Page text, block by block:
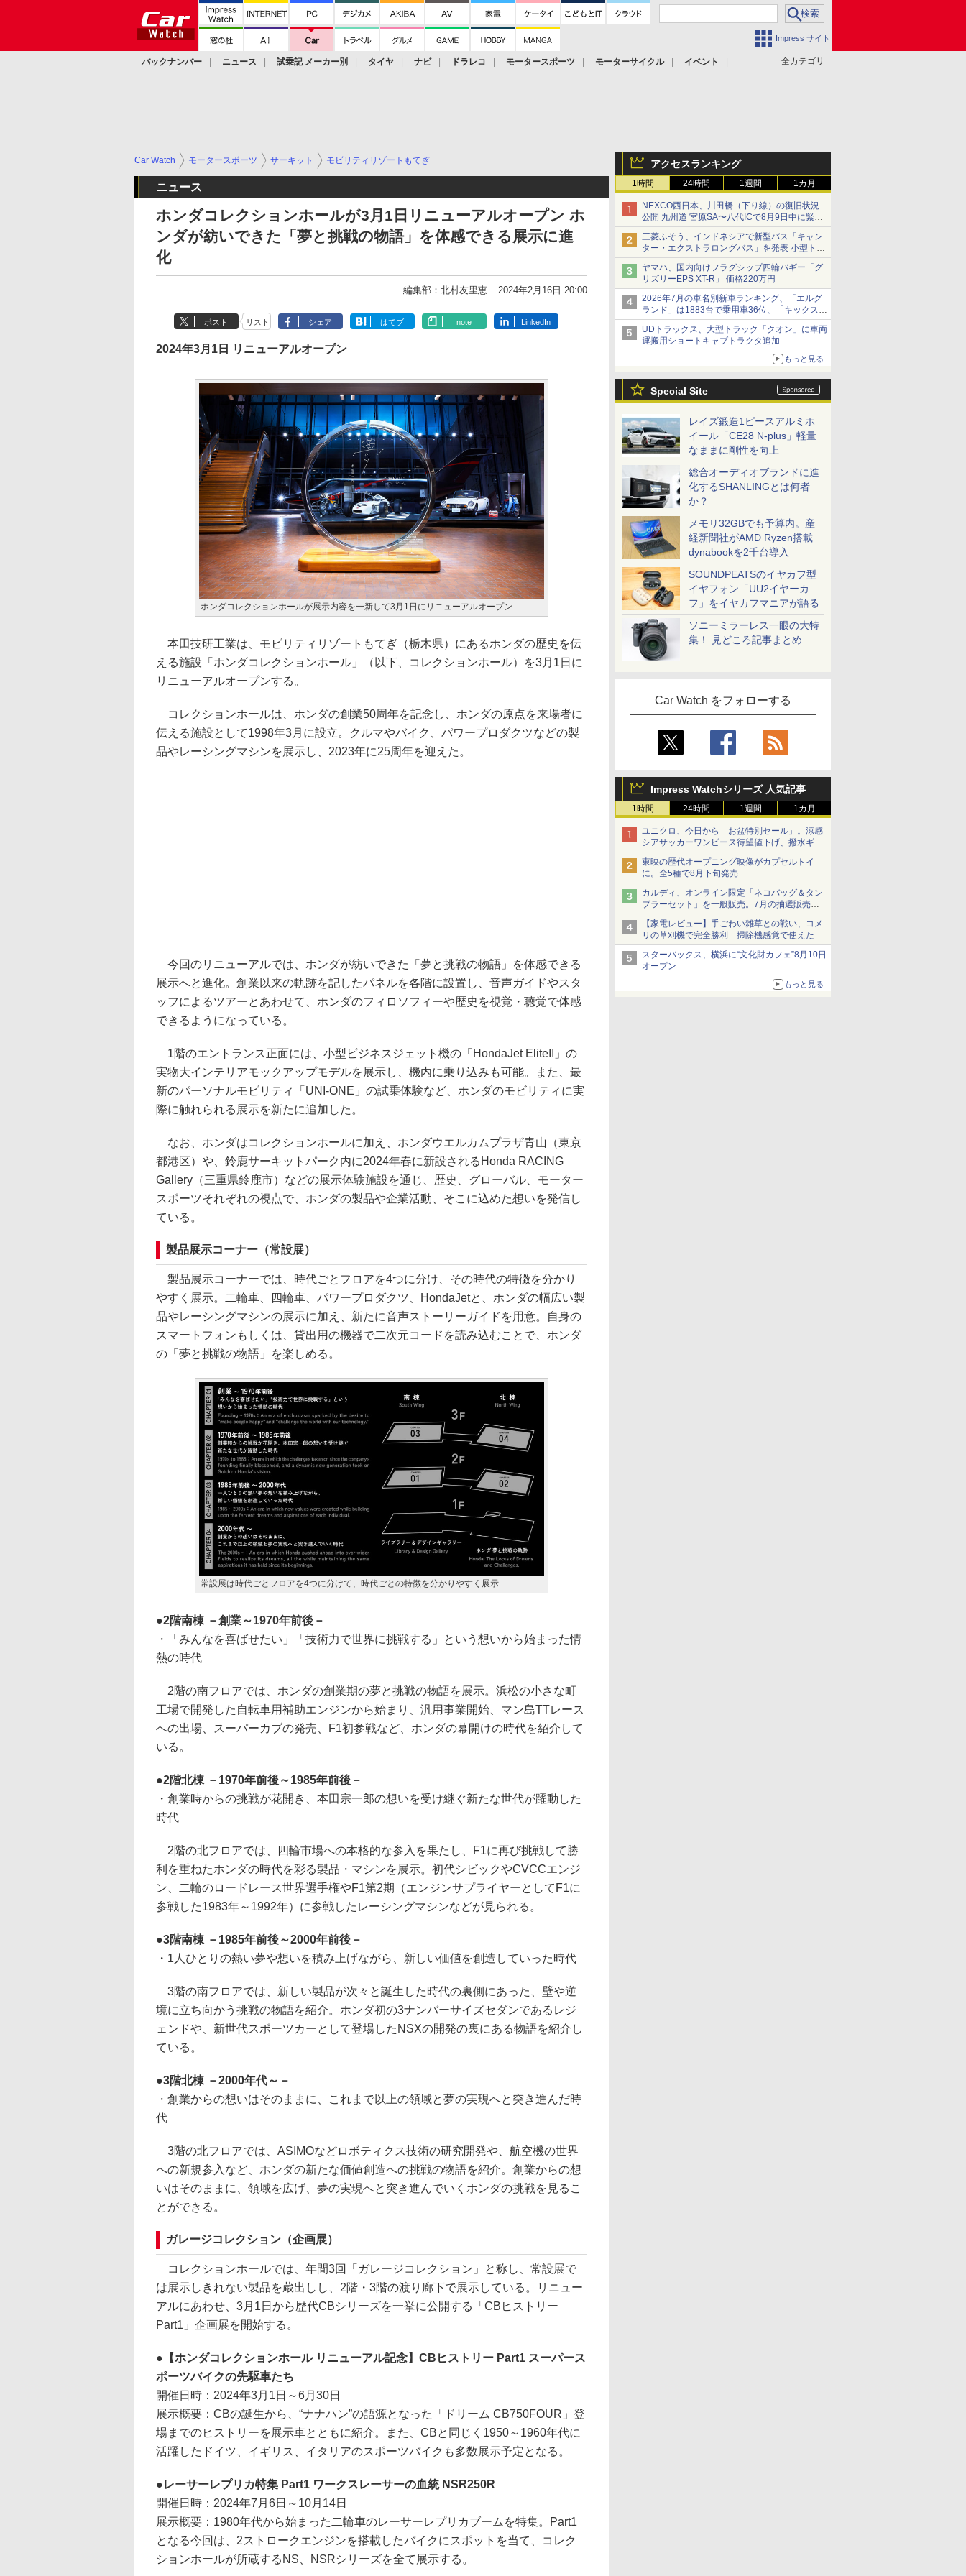
Impress サイト
全カテゴリ
バックナンバー ニュース 試乗記 メーカー別 タイヤ ナビ ドラレコ モータースポーツ モーターサイクル
イベント
アクセスランキング
1時間 24時間 1週間 1カ月
NEXCO西日本、川田橋（下り線）の復旧状況
公開 九州道 宮原SA〜八代ICで8月9日中に緊急
車両を通行可能に
三菱ふそう、インドネシアで新型バス「キャン
ター・エクストラロングバス」を発表 小型トラ
ックベースの観光・旅客輸送向けバス
ヤマハ、国内向けフラグシップ四輪バギー「グ
リズリーEPS XT-R」 価格220万円
2026年7月の車名別新車ランキング、「エルグ
ランド」は1883台で乗用車36位、「キックス」
は2591台で27位に
UDトラックス、大型トラック「クオン」に車両
運搬用ショートキャブトラクタ追加
もっと見る
Special Site
レイズ鍛造1ピースアルミホ
イール「CE28 N-plus」軽量
なままに剛性を向上
総合オーディオブランドに進
化するSHANLINGとは何者
か？
メモリ32GBでも予算内。産
経新聞社がAMD Ryzen搭載
dynabookを2千台導入
SOUNDPEATSのイヤカフ型
イヤフォン「UU2イヤーカ
フ」をイヤカフマニアが語る
ソニーミラーレス一眼の大特
集！ 見どころ記事まとめ
Car Watch をフォローする
Impress Watchシリーズ 人気記事
1時間 24時間 1週間 1カ月
ユニクロ、今日から「お盆特別セール」。涼感
シアサッカーワンピース待望値下げ、撥水ギア
ショーツは1990円に
東映の歴代オープニング映像がカプセルトイ
に。全5種で8月下旬発売
カルディ、オンライン限定「ネコバッグ＆タン
ブラーセット」を一般販売。7月の抽選販売の
当選無効分
【家電レビュー】手ごわい雑草との戦い、コメ
リの草刈機で完全勝利 掃除機感覚で使えた
スターバックス、横浜に“文化財カフェ”8月10日
オープン
もっと見る
Car Watch モータースポーツ サーキット モビリティリゾートもてぎ
ニュース
ホンダコレクションホールが3月1日リニューアルオープン ホ
ンダが紡いできた「夢と挑戦の物語」を体感できる展示に進
化
編集部：北村友里恵 2024年2月16日 20:00
ポスト リスト シェア はてブ note LinkedIn
2024年3月1日 リニューアルオープン
ホンダコレクションホールが展示内容を一新して3月1日にリニューアルオープン
本田技研工業は、モビリティリゾートもてぎ（栃木県）にあるホンダの歴史を伝
える施設「ホンダコレクションホール」（以下、コレクションホール）を3月1日に
リニューアルオープンする。
コレクションホールは、ホンダの創業50周年を記念し、ホンダの原点を来場者に
伝える施設として1998年3月に設立。クルマやバイク、パワープロダクツなどの製
品やレーシングマシンを展示し、2023年に25周年を迎えた。
今回のリニューアルでは、ホンダが紡いできた「夢と挑戦の物語」を体感できる
展示へと進化。創業以来の軌跡を記したパネルを各階に設置し、音声ガイドやスタ
ッフによるツアーとあわせて、ホンダのフィロソフィーや歴史を視覚・聴覚で体感
できるようになっている。
1階のエントランス正面には、小型ビジネスジェット機の「HondaJet EliteII」の
実物大インテリアモックアップモデルを展示し、機内に乗り込みも可能。また、最
新のパーソナルモビリティ「UNI-ONE」の試乗体験など、ホンダのモビリティに実
際に触れられる展示を新たに追加した。
なお、ホンダはコレクションホールに加え、ホンダウエルカムプラザ青山（東京
都港区）や、鈴鹿サーキットパーク内に2024年春に新設されるHonda RACING
Gallery（三重県鈴鹿市）などの展示体験施設を通じ、歴史、グローバル、モーター
スポーツそれぞれの視点で、ホンダの製品や企業活動、そこに込めた想いを発信し
ている。
製品展示コーナー（常設展）
製品展示コーナーでは、時代ごとフロアを4つに分け、その時代の特徴を分かり
やすく展示。二輪車、四輪車、パワープロダクツ、HondaJetと、ホンダの幅広い製
品やレーシングマシンの展示に加え、新たに音声ストーリーガイドを用意。自身の
スマートフォンもしくは、貸出用の機器で二次元コードを読み込むことで、ホンダ
の「夢と挑戦の物語」を楽しめる。
常設展は時代ごとフロアを4つに分けて、時代ごとの特徴を分かりやすく展示
2階南棟 －創業～1970年前後－
・「みんなを喜ばせたい」「技術力で世界に挑戦する」という想いから始まった情
熱の時代
2階の南フロアでは、ホンダの創業期の夢と挑戦の物語を展示。浜松の小さな町
工場で開発した自転車用補助エンジンから始まり、汎用事業開始、マン島TTレース
への出場、スーパーカブの発売、F1初参戦など、ホンダの幕開けの時代を紹介して
いる。
2階北棟 －1970年前後～1985年前後－
・創業時からの挑戦が花開き、本田宗一郎の想いを受け継ぐ新たな世代が躍動した
時代
2階の北フロアでは、四輪市場への本格的な参入を果たし、F1に再び挑戦して勝
利を重ねたホンダの時代を彩る製品・マシンを展示。初代シビックやCVCCエンジ
ン、二輪のロードレース世界選手権やF1第2期（エンジンサプライヤーとしてF1に
参戦した1983年～1992年）に参戦したレーシングマシンなどが見られる。
3階南棟 －1985年前後～2000年前後－
・1人ひとりの熱い夢や想いを積み上げながら、新しい価値を創造していった時代
3階の南フロアでは、新しい製品が次々と誕生した時代の裏側にあった、壁や逆
境に立ち向かう挑戦の物語を紹介。ホンダ初の3ナンバーサイズセダンであるレジ
ェンドや、新世代スポーツカーとして登場したNSXの開発の裏にある物語を紹介し
ている。
3階北棟 －2000年代～－
・創業からの想いはそのままに、これまで以上の領域と夢の実現へと突き進んだ時
代
3階の北フロアでは、ASIMOなどロボティクス技術の研究開発や、航空機の世界
への新規参入など、ホンダの新たな価値創造への挑戦の物語を紹介。創業からの想
いはそのままに、領域を広げ、夢の実現へと突き進んでいくホンダの挑戦を見るこ
とができる。
ガレージコレクション（企画展）
コレクションホールでは、年間3回「ガレージコレクション」と称し、常設展で
は展示しきれない製品を蔵出しし、2階・3階の渡り廊下で展示している。リニュー
アルにあわせ、3月1日から歴代CBシリーズを一挙に公開する「CBヒストリー
Part1」企画展を開始する。
【ホンダコレクションホール リニューアル記念】CBヒストリー Part1 スーパース
ポーツバイクの先駆車たち
開催日時：2024年3月1日～6月30日
展示概要：CBの誕生から、“ナナハン”の語源となった「ドリーム CB750FOUR」登
場までのヒストリーを展示車とともに紹介。また、CBと同じく1950～1960年代に
活躍したドイツ、イギリス、イタリアのスポーツバイクも多数展示予定となる。
レーサーレプリカ特集 Part1 ワークスレーサーの血統 NSR250R
開催日時：2024年7月6日～10月14日
展示概要：1980年代から始まった二輪車のレーサーレプリカブームを特集。Part1
となる今回は、2ストロークエンジンを搭載したバイクにスポットを当て、コレク
ションホールが所蔵するNS、NSRシリーズを全て展示する。